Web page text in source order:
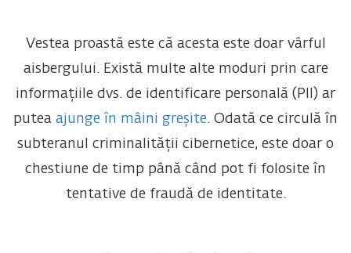
Vestea proastă este că acesta este doar vârful
aisbergului. Există multe alte moduri prin care
informațiile dvs. de identificare personală (PII) ar
putea ajunge în mâini greșite. Odată ce circulă în
subteranul criminalității cibernetice, este doar o
chestiune de timp până când pot fi folosite în
tentative de fraudă de identitate.